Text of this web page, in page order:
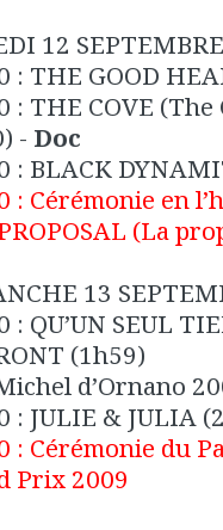
12 SEPTEMBRE
: THE GOOD
: THE COVE
- Doc
: BLACK
: Cérémonie en
(La
13
: QU’UN SEUL
(1h59)
d’Ornano
: JULIE & JULIA
: Cérémonie du
Prix 2009